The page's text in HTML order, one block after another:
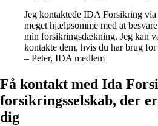
Jeg kontaktede IDA Forsikring
meget hjælpsomme med at
min forsikringsdækning. Jeg kan
kontakte dem, hvis du har brug
– Peter, IDA medlem
Få kontakt med Ida
forsikringsselskab, der
dig